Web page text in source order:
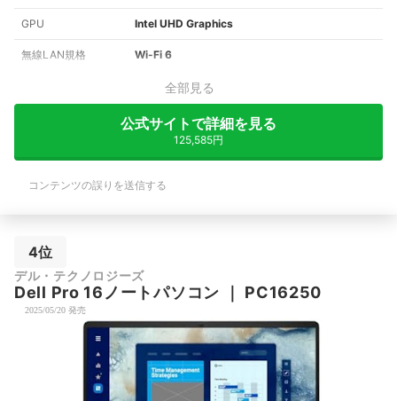
GPU Intel UHD Graphics
無線LAN規格 Wi-Fi 6
全部見る
公式サイトで詳細を見る
125,585円
コンテンツの誤りを送信する
4位
デル・テクノロジーズ
Dell Pro 16ノートパソコン PC16250
2025/05/20 発売